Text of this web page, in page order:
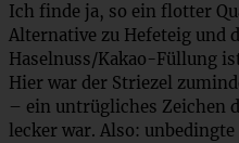
Ich finde ja, so ein flotter
Alternative zu Hefeteig und
Haselnuss/Kakao-Füllung
Hier war der Striezel
– ein untrügliches Zeichen
lecker war. Also: